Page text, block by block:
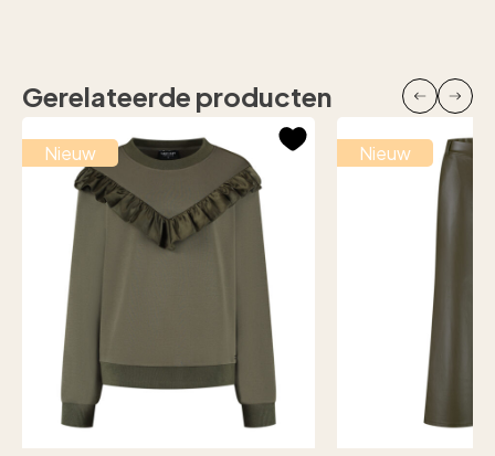
Gerelateerde producten
Nieuw Nieuw